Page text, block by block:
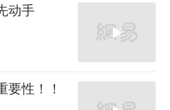
动手
要性！！